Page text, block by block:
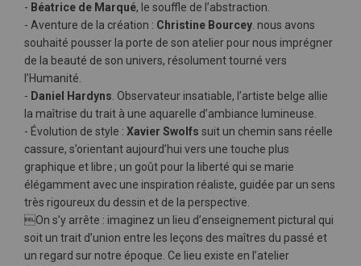
- Béatrice de Marqué, le souffle de l’abstraction.
- Aventure de la création : Christine Bourcey . nous avons
souhaité pousser la porte de son atelier pour nous imprégner
de la beauté de son univers, résolument tourné vers
l’Humanité.
- Daniel Hardyns . Observateur insatiable, l’artiste belge allie
la maîtrise du trait à une aquarelle d’ambiance lumineuse.
- Évolution de style : Xavier Swolfs suit un chemin sans réelle
cassure, s’orientant aujourd’hui vers une touche plus
graphique et libre ; un goût pour la liberté qui se marie
élégamment avec une inspiration réaliste, guidée par un sens
très rigoureux du dessin et de la perspective.
On s’y arrête : imaginez un lieu d’enseignement pictural qui
soit un trait d’union entre les leçons des maîtres du passé et
un regard sur notre époque. Ce lieu existe en l’atelier